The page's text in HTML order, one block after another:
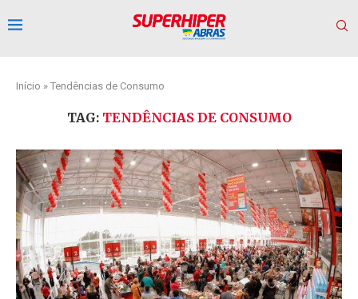
Início » Tendências de Consumo
TAG: TENDÊNCIAS DE CONSUMO